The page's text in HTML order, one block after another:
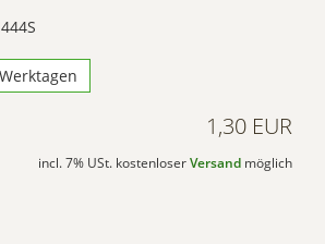
1,30 EUR
incl. 7% USt. kostenloser Versand möglich